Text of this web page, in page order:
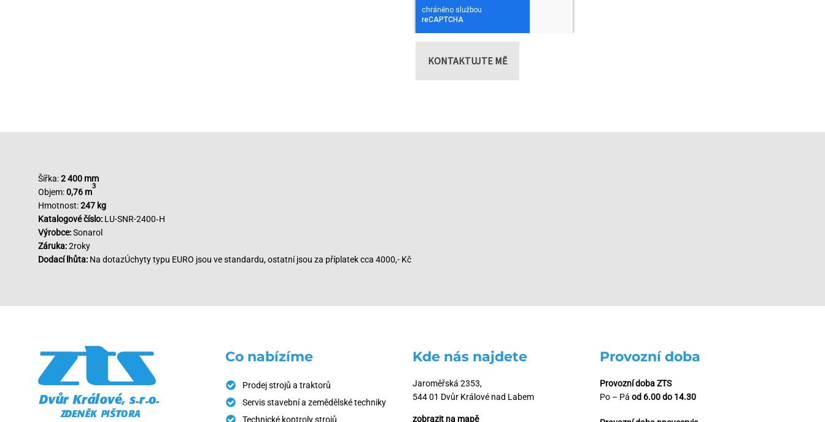
KONTAKTUJTE MĚ
Šířka:2 400 mm
Objem:0,76 m
3
Hmotnost:247 kg
Katalogové číslo: LU-SNR-2400‑H
Výrobce:Sonarol
Záruka:2roky
Dodací lhůta: Na dotazÚchyty typu EURO jsou ve standardu, ostatní jsou za příplatek cca 4000,- Kč
Co nabízíme
Prodej strojů a traktorů
Servis stavební a zemědělské techniky
Technické kontroly strojů
Kde nás najdete
Jaroměřská 2353,
544 01 Dvůr Králové nad Labem
zobrazit na mapě
Provozní doba
Provozní doba ZTS
Po – Pá od 6.00 do 14.30